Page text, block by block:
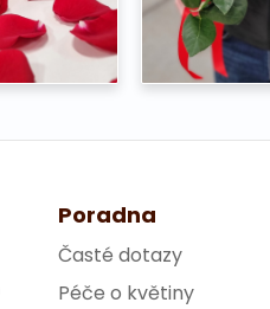
Poradna
Časté dotazy
Péče o květiny